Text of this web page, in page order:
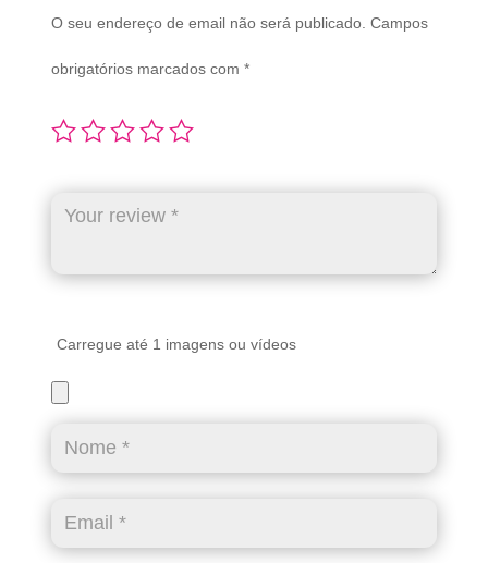
O seu endereço de email não será publicado. Campos
obrigatórios marcados com *
Carregue até 1 imagens ou vídeos